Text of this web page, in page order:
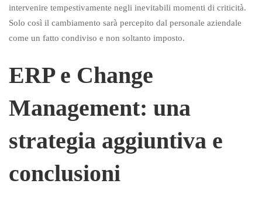
intervenire tempestivamente negli inevitabili momenti di criticità.
Solo così il cambiamento sarà percepito dal personale aziendale
come un fatto condiviso e non soltanto imposto.
ERP e Change
Management: una
strategia aggiuntiva e
conclusioni